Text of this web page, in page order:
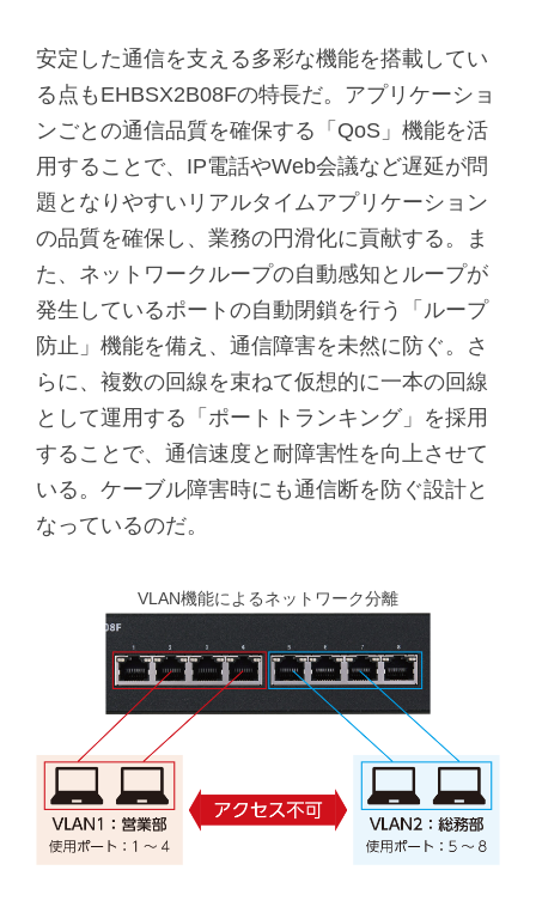
安定した通信を支える多彩な機能を搭載してい
る点もEHBSX2B08Fの特長だ。アプリケーショ
ンごとの通信品質を確保する「QoS」機能を活
用することで、IP電話やWeb会議など遅延が問
題となりやすいリアルタイムアプリケーション
の品質を確保し、業務の円滑化に貢献する。ま
た、ネットワークループの自動感知とループが
発生しているポートの自動閉鎖を行う「ループ
防止」機能を備え、通信障害を未然に防ぐ。さ
らに、複数の回線を束ねて仮想的に一本の回線
として運用する「ポートトランキング」を採用
することで、通信速度と耐障害性を向上させて
いる。ケーブル障害時にも通信断を防ぐ設計と
なっているのだ。
VLAN機能によるネットワーク分離